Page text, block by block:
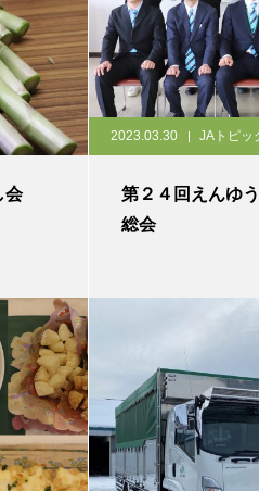
会
2023.03.30 JAトピッ
第２４回えんゆ
総会